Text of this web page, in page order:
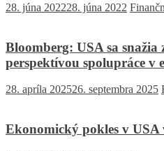
28. júna 202228. júna 2022
Bloomberg: USA sa
perspektívou spolupráce v
28. apríla 202526. septembra 2025
Ekonomický pokles v USA